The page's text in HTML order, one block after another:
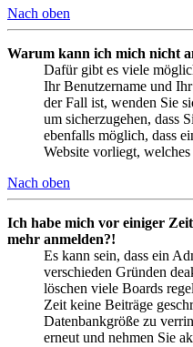
Nach oben
Warum kann ich mich nicht
Dafür gibt es viele
Ihr Benutzername und
der Fall ist, wenden Sie
um sicherzugehen, dass
ebenfalls möglich, dass
Website vorliegt,
Nach oben
Ich habe mich vor einiger
mehr anmelden?!
Es kann sein, dass ein
verschieden Gründen
löschen viele Boards
Zeit keine Beiträge
Datenbankgröße zu
erneut und nehmen Sie